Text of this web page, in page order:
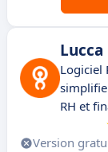
Lucca
Logiciel
RH et
Version